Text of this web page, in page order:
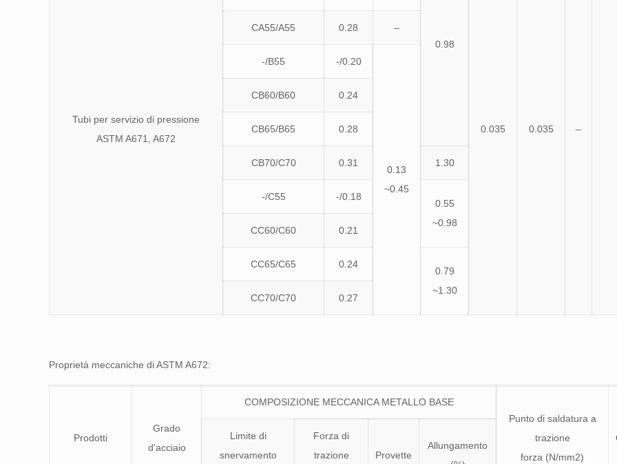
Tubi per servizio di pressione
ASTM A671, A672
0.98
0.035 0.035 –
CA55/A55 0.28 –
-/B55 -/0.20
0.13
~0.45
CB60/B60 0.24
CB65/B65 0.28
CB70/C70 0.31 1.30
-/C55 -/0.18
0.55
~0.98
CC60/C60 0.21
CC65/C65 0.24
0.79
~1.30
CC70/C70 0.27
Proprietà meccaniche di ASTM A672:
Prodotti
Grado
d'acciaio
COMPOSIZIONE MECCANICA METALLO BASE
Punto di saldatura a
trazione
forza (N/mm2)
Limite di
snervamento
Forza di
trazione
Provette
Allungamento